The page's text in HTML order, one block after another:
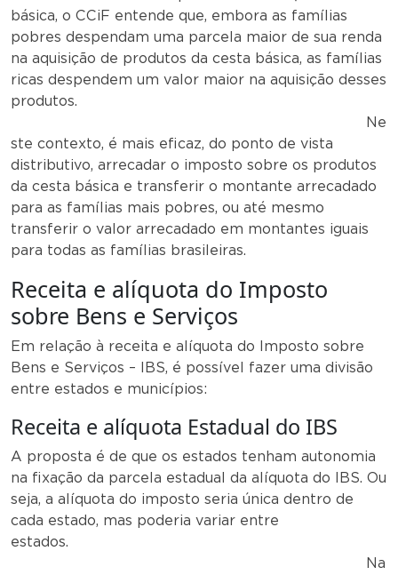
básica, o CCiF entende que, embora as famílias
pobres despendam uma parcela maior de sua renda
na aquisição de produtos da cesta básica, as famílias
ricas despendem um valor maior na aquisição desses
produtos.
Ne
ste contexto, é mais eficaz, do ponto de vista
distributivo, arrecadar o imposto sobre os produtos
da cesta básica e transferir o montante arrecadado
para as famílias mais pobres, ou até mesmo
transferir o valor arrecadado em montantes iguais
para todas as famílias brasileiras.
Receita e alíquota do Imposto
sobre Bens e Serviços
Em relação à receita e alíquota do Imposto sobre
Bens e Serviços – IBS, é possível fazer uma divisão
entre estados e municípios:
Receita e alíquota Estadual do IBS
A proposta é de que os estados tenham autonomia
na fixação da parcela estadual da alíquota do IBS. Ou
seja, a alíquota do imposto seria única dentro de
cada estado, mas poderia variar entre
estados.
Na